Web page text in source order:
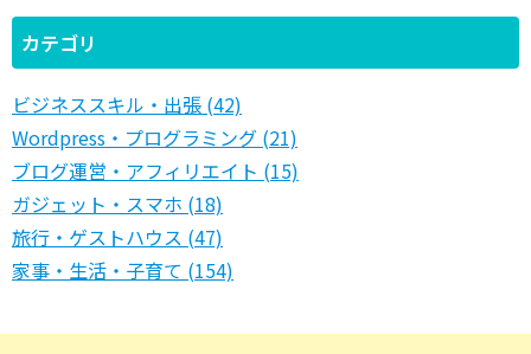
カテゴリ
ビジネススキル・出張 (42)
Wordpress・プログラミング (21)
ブログ運営・アフィリエイト (15)
ガジェット・スマホ (18)
旅行・ゲストハウス (47)
家事・生活・子育て (154)